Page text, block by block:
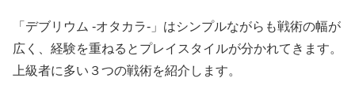
「デブリウム ‐オタカラ‐」はシンプルながらも戦術の幅が
広く、経験を重ねるとプレイスタイルが分かれてきます。
上級者に多い３つの戦術を紹介します。